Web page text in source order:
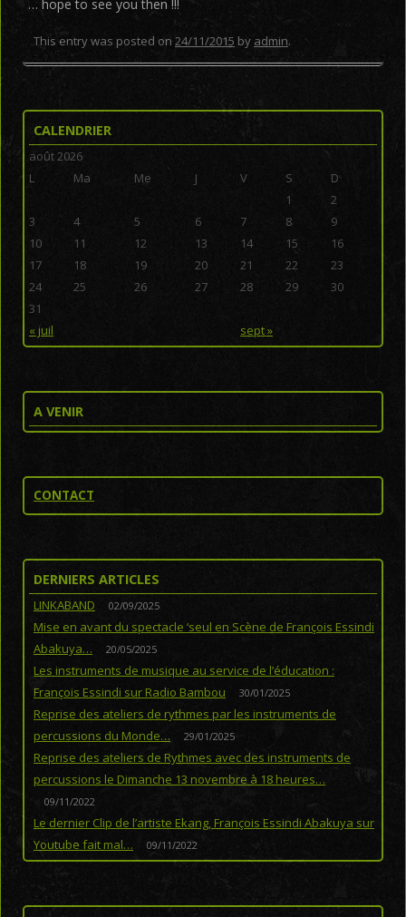
… hope to see you then !!!
This entry was posted on 24/11/2015 by admin.
CALENDRIER
août 2026
L
Ma Me J V S D
« juil sept »
1
2
3
4 5 6 7 8
9
10
11 12 13 14 15
16
17
18 19 20 21 22
23
24
25 26 27 28 29
30
31
A VENIR
CONTACT
DERNIERS ARTICLES
LINKABAND 02/09/2025
Mise en avant du spectacle ‘seul en Scène de François Essindi
Abakuya…
20/05/2025
Les instruments de musique au service de l’éducation :
François Essindi sur Radio Bambou
30/01/2025
Reprise des ateliers de rythmes par les instruments de
percussions du Monde…
29/01/2025
Reprise des ateliers de Rythmes avec des instruments de
percussions le Dimanche 13 novembre à 18 heures…
09/11/2022
Le dernier Clip de l’artiste Ekang, François Essindi Abakuya sur
Youtube fait mal…
09/11/2022